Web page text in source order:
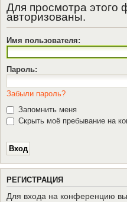
Для просмотра
авторизованы.
Имя пользователя:
Пароль:
Забыли пароль?
Запомнить меня
Скрыть моё пребывание на
РЕГИСТРАЦИЯ
Для входа на конференцию